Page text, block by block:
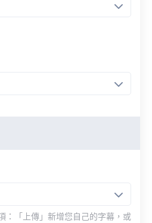
：「上傳」新增您自己的字幕，或